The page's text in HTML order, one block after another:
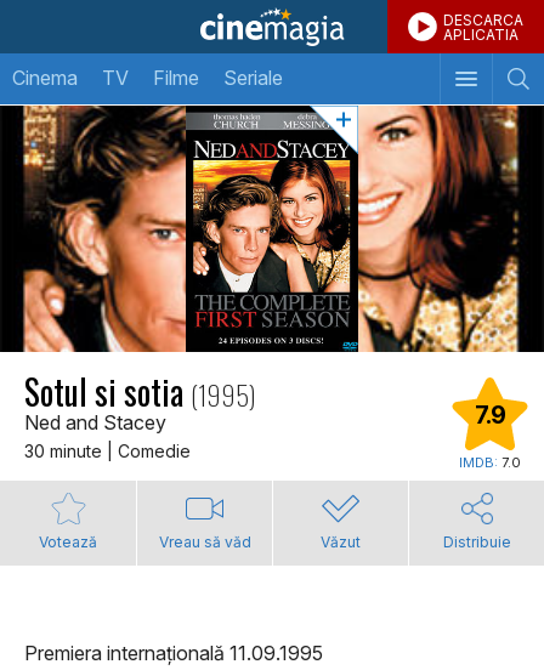
DESCARCA
APLICATIA
Cinema TV Filme Seriale
Sotul si sotia (1995)
Ned and Stacey
30 minute | Comedie
7.9
IMDB: 7.0
Votează Vreau să văd Văzut Distribuie
Premiera internațională 11.09.1995